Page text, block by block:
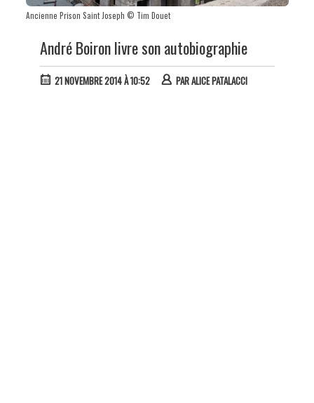
Ancienne Prison Saint Joseph © Tim Douet
André Boiron livre son autobiographie
21 NOVEMBRE 2014 À 10:52 PARALICE PATALACCI